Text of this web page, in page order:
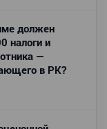
должен
налоги и
—
в РК?